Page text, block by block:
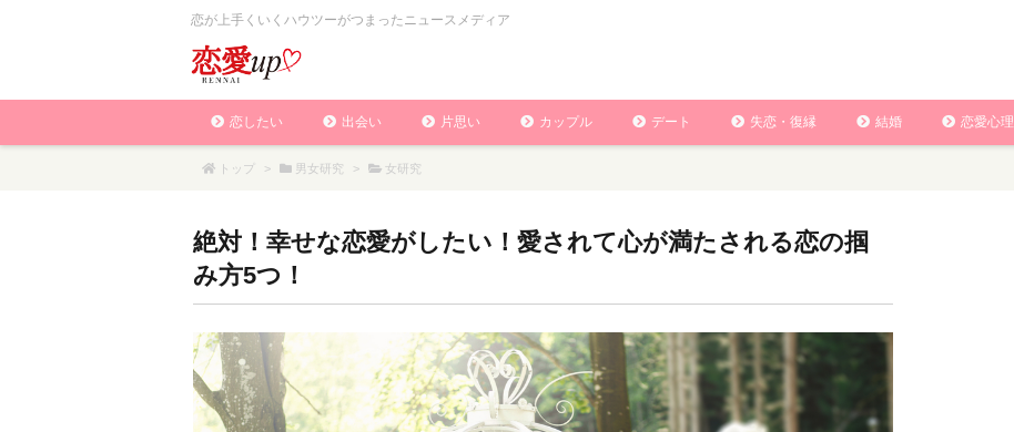
恋が上手くいくハウツーがつまったニュースメディア
恋したい 出会い 片思い カップル デート 失恋・復縁 結婚 恋愛心理
トップ > 男女研究 > 女研究
絶対！幸せな恋愛がしたい！愛されて心が満たされる恋の掴
み方5つ！